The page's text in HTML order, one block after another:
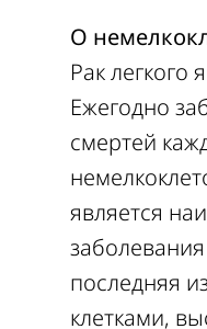
О
Рак
Ежегодно
смертей
является
последняя
клетками,